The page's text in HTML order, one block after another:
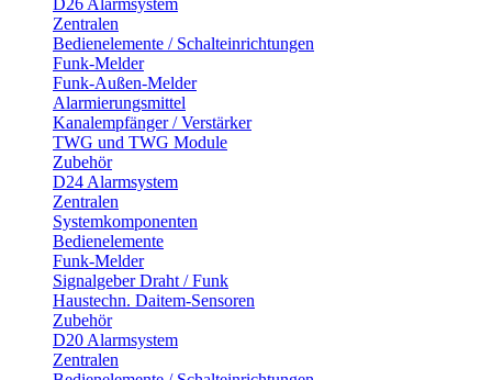
Zentralen
Bedienelemente / Schalteinrichtungen
Funk-Melder
Funk-Außen-Melder
Alarmierungsmittel
Kanalempfänger / Verstärker
TWG und TWG Module
Zubehör
D24 Alarmsystem
Zentralen
Systemkomponenten
Bedienelemente
Funk-Melder
Signalgeber Draht / Funk
Haustechn. Daitem-Sensoren
Zubehör
D20 Alarmsystem
Zentralen